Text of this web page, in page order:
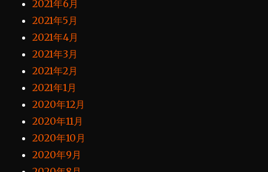
2021年6月
2021年5月
2021年4月
2021年3月
2021年2月
2021年1月
2020年12月
2020年11月
2020年10月
2020年9月